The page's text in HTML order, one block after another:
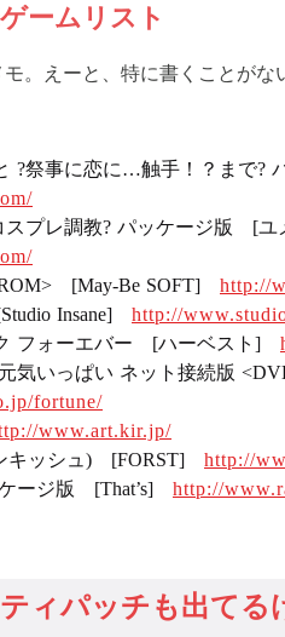
ームリスト
モ。えーと、特に書くことが
?祭事に恋に…触手！？まで
スプレ調教? パッケージ版 [
[May-Be SOFT] http://
Insane] http://
フォーエバー [ハーベスト]
元気いっぱい ネット接続版
fortune/
www.art.kir.jp/
キッシュ) [FORST] http://
ージ版 [That’s] http://
ィパッチも出てる